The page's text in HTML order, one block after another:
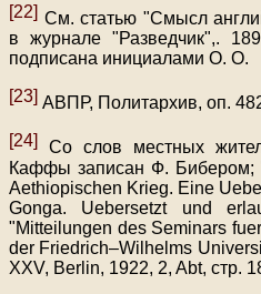
[22] См. статью "Смысл
в журнале "Разведчик",.
подписана инициалами О. О.
[23] АВПР, Политархив, оп.
[24]
Со слов местных
Каффы записан Ф. Бибером;
Aethiopischen Krieg. Eine
Gonga. Uebersetzt und
"Mitteilungen des Seminars
der Friedrich–Wilhelms
XXV, Berlin, 1922, 2, Abt, стр.